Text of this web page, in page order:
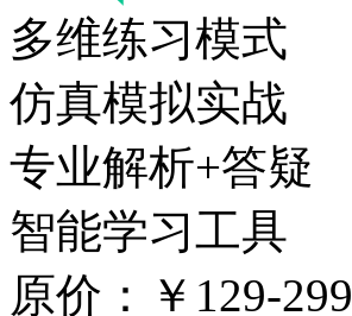
多维练习模式
仿真模拟实战
专业解析+答疑
智能学习工具
原价：￥129-299